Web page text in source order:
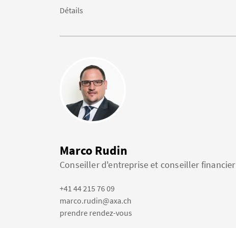
Détails
Marco Rudin
Conseiller d'entreprise et conseiller financier
+41 44 215 76 09
marco.rudin@axa.ch
prendre rendez-vous